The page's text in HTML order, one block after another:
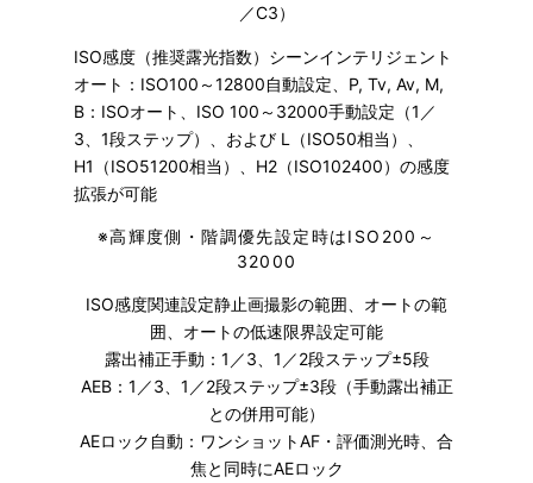
／C3）
ISO感度（推奨露光指数）シーンインテリジェント
オート：ISO100～12800自動設定、P, Tv, Av, M,
B：ISOオート、ISO 100～32000手動設定（1／
3、1段ステップ）、および L（ISO50相当）、
H1（ISO51200相当）、H2（ISO102400）の感度
拡張が可能
※高輝度側・階調優先設定時はISO200～
32000
ISO感度関連設定静止画撮影の範囲、オートの範
囲、オートの低速限界設定可能
露出補正手動：1／3、1／2段ステップ±5段
AEB：1／3、1／2段ステップ±3段（手動露出補正
との併用可能）
AEロック自動：ワンショットAF・評価測光時、合
焦と同時にAEロック